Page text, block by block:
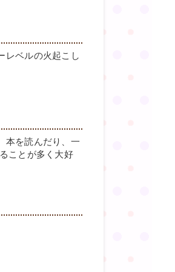
レベルの火起こし
本を読んだり、一
ことが多く大好